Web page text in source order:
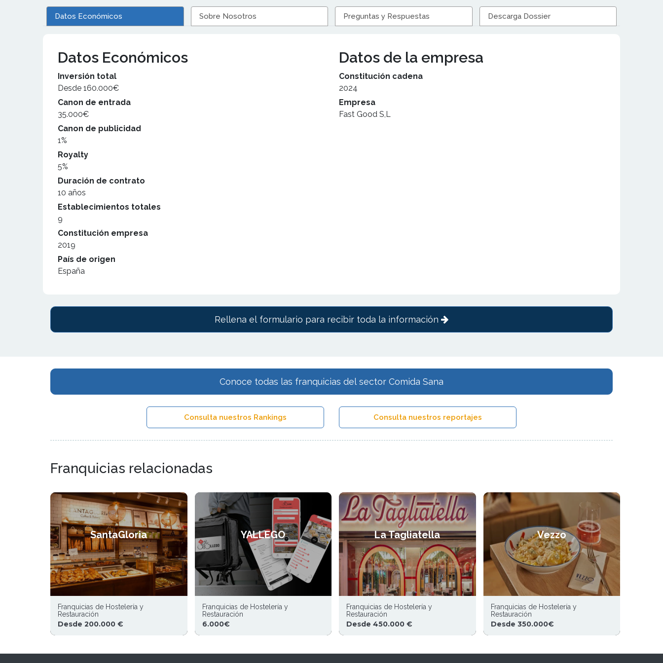
Datos Económicos Sobre Nosotros Preguntas y Respuestas Descarga Dossier
Datos Económicos
Inversión total
Desde 160.000€
Canon de entrada
35.000€
Canon de publicidad
1%
Royalty
5%
Duración de contrato
10 años
Establecimientos totales
9
Constitución empresa
2019
País de origen
España
Datos de la empresa
Constitución cadena
2024
Empresa
Fast Good S,L
Rellena el formulario para recibir toda la información
Conoce todas las franquicias del sector Comida Sana
Consulta nuestros Rankings Consulta nuestros reportajes
Franquicias relacionadas
SantaGloria
Franquicias de Hostelería y
Restauración
Desde 200.000 €
YALLEGO
Franquicias de Hostelería y
Restauración
6.000€
La Tagliatella
Franquicias de Hostelería y
Restauración
Desde 450.000 €
Vezzo
Franquicias de Hostelería y
Restauración
Desde 350.000€